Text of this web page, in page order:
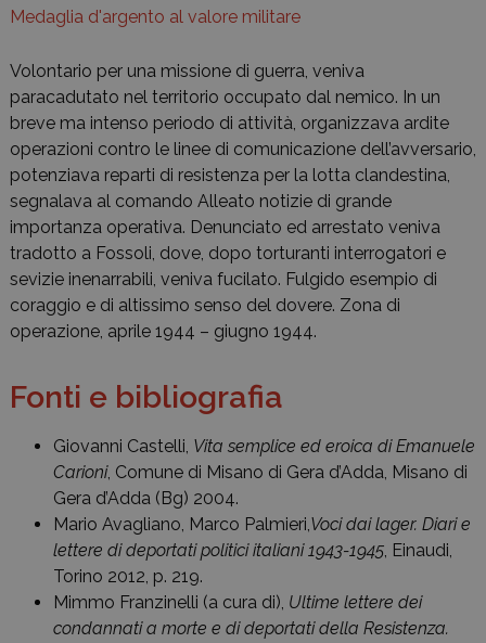
Medaglia d'argento al valore militare
Volontario per una missione di guerra, veniva
paracadutato nel territorio occupato dal nemico. In un
breve ma intenso periodo di attività, organizzava ardite
operazioni contro le linee di comunicazione dell’avversario,
potenziava reparti di resistenza per la lotta clandestina,
segnalava al comando Alleato notizie di grande
importanza operativa. Denunciato ed arrestato veniva
tradotto a Fossoli, dove, dopo torturanti interrogatori e
sevizie inenarrabili, veniva fucilato. Fulgido esempio di
coraggio e di altissimo senso del dovere. Zona di
operazione, aprile 1944 – giugno 1944.
Fonti e bibliografia
Giovanni Castelli, Vita semplice ed eroica di Emanuele
Carioni, Comune di Misano di Gera d’Adda, Misano di
Gera d’Adda (Bg) 2004.
Mario Avagliano, Marco Palmieri,Voci dai lager. Diari e
lettere di deportati politici italiani 1943-1945, Einaudi,
Torino 2012, p. 219.
Mimmo Franzinelli (a cura di), Ultime lettere dei
condannati a morte e di deportati della Resistenza.